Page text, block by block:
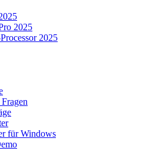
2025
2025
für Windows